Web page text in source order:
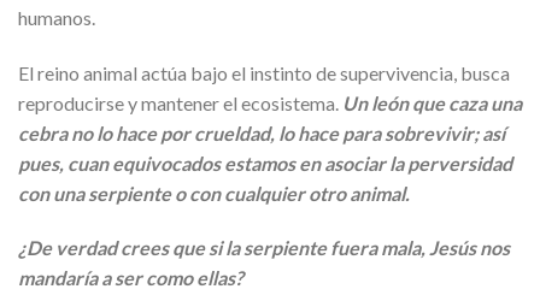
humanos.
El reino animal actúa bajo el instinto de supervivencia, busca
reproducirse y mantener el ecosistema. Un león que caza una
cebra no lo hace por crueldad, lo hace para sobrevivir; así
pues, cuan equivocados estamos en asociar la perversidad
con una serpiente o con cualquier otro animal.
¿De verdad crees que si la serpiente fuera mala, Jesús nos
mandaría a ser como ellas?